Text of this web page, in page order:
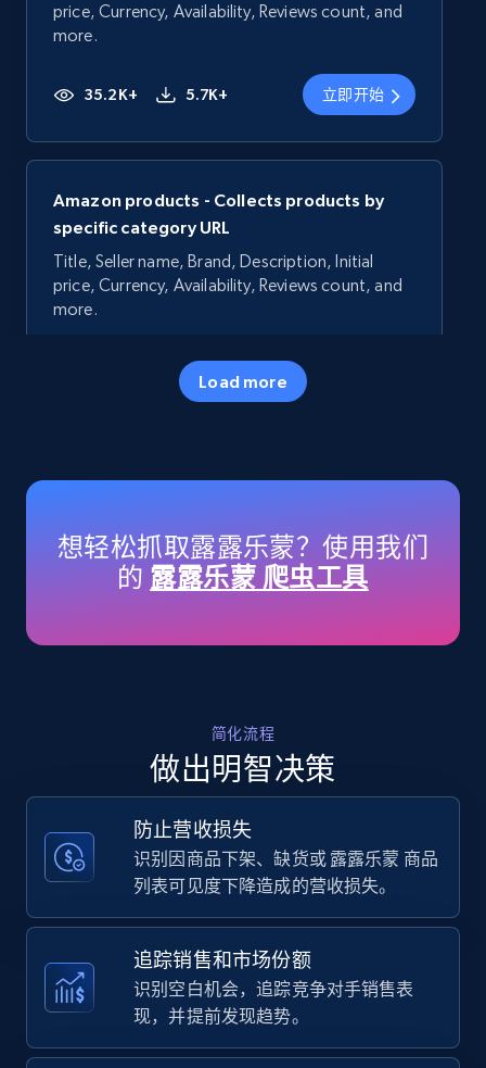
price, Currency, Availability, Reviews count, and
more.
35.2K+ 5.7K+ 立即开始
Amazon products - Collects products by
specific category URL
Title, Seller name, Brand, Description, Initial
price, Currency, Availability, Reviews count, and
more.
5.7K+
Title, Seller name, Brand, Description, Initial
price, Currency, Availability, Reviews count, and
35.2K+ 5.7K+ 立即开始
Amazon products - find products by using
upc numbers
price, Currency, Availability, Reviews count, and
more.
35.2K+ 5.7K+ 立即开始
Amazon Reviews
URL, Product name, Product rating, Product
Load more
想轻松抓取露露乐蒙？使用我们
的 露露乐蒙 爬虫工具
简化流程
做出明智决策
防止营收损失
识别因商品下架、缺货或 露露乐蒙 商品
列表可见度下降造成的营收损失。
追踪销售和市场份额
识别空白机会，追踪竞争对手销售表
现，并提前发现趋势。